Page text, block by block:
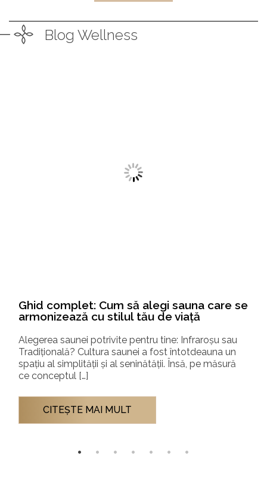
Blog Wellness
Ghid complet: Cum să alegi sauna care se
armonizează cu stilul tău de viață
Alegerea saunei potrivite pentru tine: Infraroșu sau
Tradițională? Cultura saunei a fost întotdeauna un
spațiu al simplității și al seninătății. Însă, pe măsură
ce conceptul […]
CITEŞTE MAI MULT